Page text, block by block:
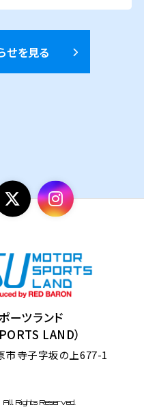
せを見る
ーツランド
LAND）
市寺子字坂の上677-1
Rights Reserved.